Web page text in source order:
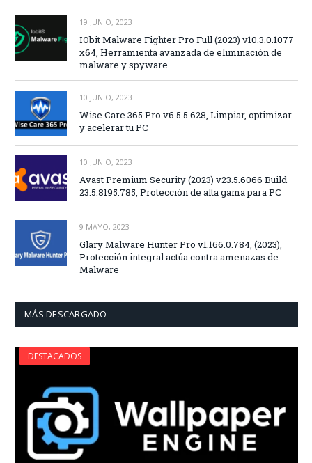
19 JUNIO, 2023
IObit Malware Fighter Pro Full (2023) v10.3.0.1077
x64, Herramienta avanzada de eliminación de
malware y spyware
10 JUNIO, 2023
Wise Care 365 Pro v6.5.5.628, Limpiar, optimizar
y acelerar tu PC
10 JUNIO, 2023
Avast Premium Security (2023) v23.5.6066 Build
23.5.8195.785, Protección de alta gama para PC
9 MAYO, 2023
Glary Malware Hunter Pro v1.166.0.784, (2023),
Protección integral actúa contra amenazas de
Malware
MÁS DESCARGADO
DESTACADOS